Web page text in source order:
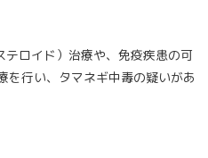
ロイド）治療や、免疫疾患の可
を行い、タマネギ中毒の疑いがあ